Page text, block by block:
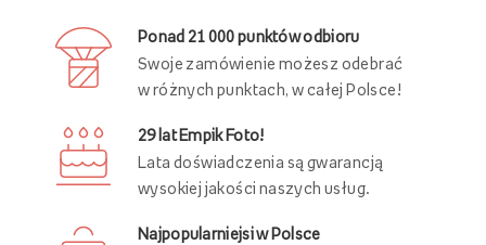
Ponad 21 000 punktów odbioru
Swoje zamówienie możesz odebrać
w różnych punktach, w całej Polsce!
29 lat Empik Foto!
Lata doświadczenia są gwarancją
wysokiej jakości naszych usług.
Najpopularniejsi w Polsce